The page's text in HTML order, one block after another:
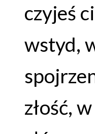
czyjeś
wstyd,
złość,